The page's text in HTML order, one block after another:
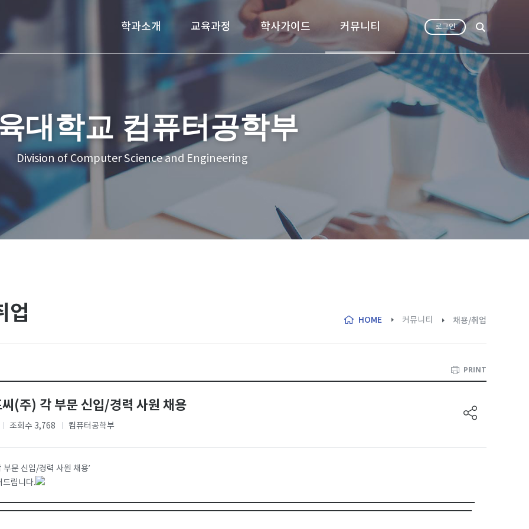
학과소개 교육과정 학사가이드 커뮤니티 로그인
대학교 컴퓨터공학부
Division of Computer Science and Engineering
HOME 커뮤니티 채용/취업
업
PRINT
(주) 각 부문 신입/경력 사원 채용
조회수 3,768 컴퓨터공학부
부문 신입/경력 사원 채용’
드립니다.